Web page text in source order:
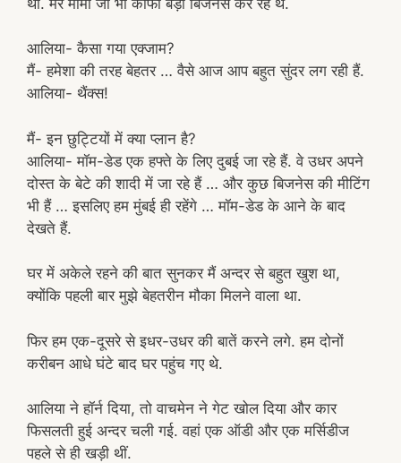
आलिया- कैसा गया एक्जाम?
मैं- हमेशा की तरह बेहतर … वैसे आज आप बहुत सुंदर लग रही हैं.
आलिया- थैंक्स!
मैं- इन छुट्टियों में क्या प्लान है?
आलिया- मॉम-डेड एक हफ्ते के लिए दुबई जा रहे हैं. वे उधर अपने
दोस्त के बेटे की शादी में जा रहे हैं … और कुछ बिजनेस की मीटिंग
भी हैं … इसलिए हम मुंबई ही रहेंगे … मॉम-डेड के आने के बाद
देखते हैं.
घर में अकेले रहने की बात सुनकर मैं अन्दर से बहुत खुश था,
क्योंकि पहली बार मुझे बेहतरीन मौका मिलने वाला था.
फिर हम एक-दूसरे से इधर-उधर की बातें करने लगे. हम दोनों
करीबन आधे घंटे बाद घर पहुंच गए थे.
आलिया ने हॉर्न दिया, तो वाचमेन ने गेट खोल दिया और कार
फिसलती हुई अन्दर चली गई. वहां एक ऑडी और एक मर्सिडीज
पहले से ही खड़ी थीं.